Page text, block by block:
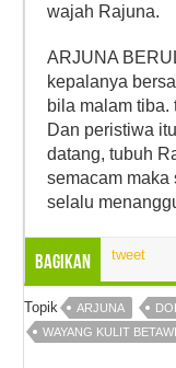
wajah Rajuna.
ARJUNA
kepalanya
bila malam
Dan peristiwa
datang, tubuh
semacam maka
selalu
Bagikan tweet
Topik ARJUNA
WAYANG KULIT BETAWI